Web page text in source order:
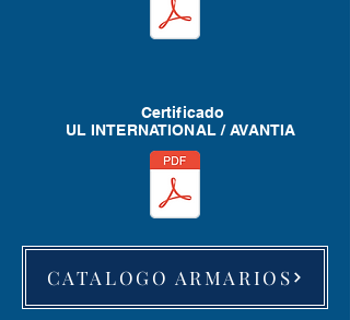
Certificado
UL INTERNATIONAL / AVANTIA
CATALOGO ARMARIOS